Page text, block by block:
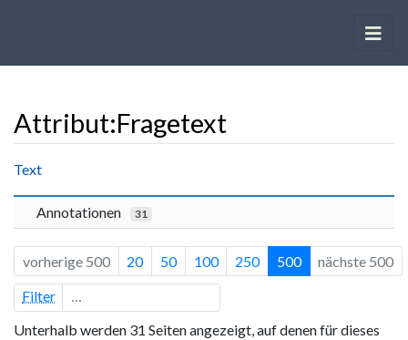
Attribut:Fragetext
Wechseln zu:
Text
Annotationen 31
vorherige 500 20 50 100 250 500 nächste 500
Filter
Unterhalb werden 31 Seiten angezeigt, auf denen für dieses